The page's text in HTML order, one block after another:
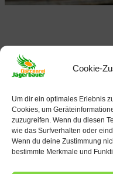
Cookie-
Um dir ein optimales Erlebnis
Cookies, um
zuzugreifen. Wenn du diesen
wie das Surfverhalten oder
Wenn du deine Zustimmung
bestimmte Merkmale und
Frisch